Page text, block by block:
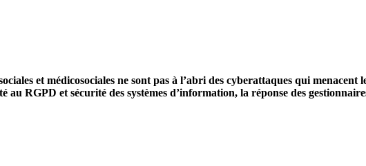
et médicosociales ne sont pas à l’abri des cyberattaques qui
RGPD et sécurité des systèmes d’information, la réponse des